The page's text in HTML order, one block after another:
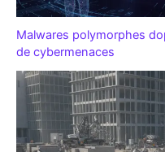
Malwares polymorphes
de cybermenaces